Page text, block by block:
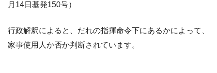
月14日基発150号）
行政解釈によると、だれの指揮命令下にあるかによって、
家事使用人か否か判断されています。